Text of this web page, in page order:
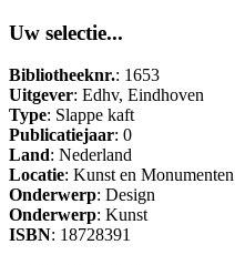
Uw selectie...
Bibliotheeknr.: 1653
Uitgever: Edhv, Eindhoven
Type: Slappe kaft
Publicatiejaar: 0
Land: Nederland
Locatie: Kunst en Monumenten
Onderwerp: Design
Onderwerp: Kunst
ISBN: 18728391